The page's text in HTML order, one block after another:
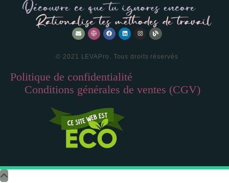
© 2021 LEVAPro. Tous droits réservés
Politique de confidentialité
Conditions générales de ventes (CGV)